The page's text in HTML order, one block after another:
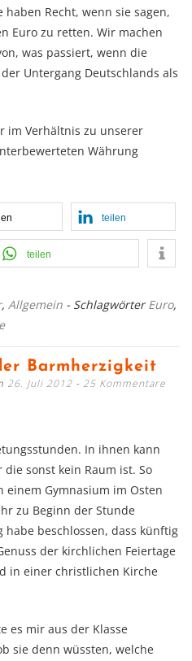
Recht, wenn sie sagen,
Euro zu retten. Wir machen
was passiert, wenn die
Untergang Deutschlands als
im Verhältnis zu unserer
Währung
teilen
teilen
, Allgemein - SchlagwörterEuro,
Barmherzigkeit
26. Juli 2012 25 Kommentare
In ihnen kann
sonst kein Raum ist. So
einem Gymnasium im Osten
zu Beginn der Stunde
beschlossen, dass künftig
der kirchlichen Feiertage
in einer christlichen Kirche
es mir aus der Klasse
sie denn wüssten, welche